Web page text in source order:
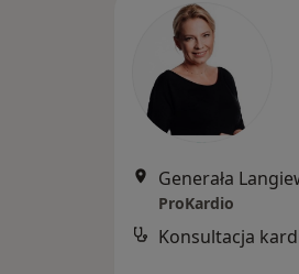
Generała
ProKardio
Konsultacja